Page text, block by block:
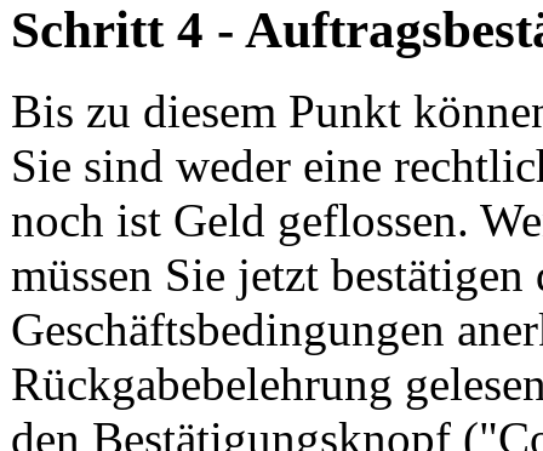
Schritt 4 -
Bis zu diesem Punkt
Sie sind weder eine
noch ist Geld geflossen.
müssen Sie jetzt bestätigen
Geschäftsbedingungen
Rückgabebelehrung
den Bestätigungsknopf